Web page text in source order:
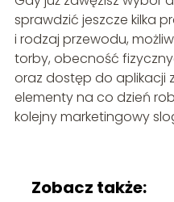
sprawdzić jeszcze kilka
i rodzaj przewodu,
torby, obecność
oraz dostęp do aplikacji
elementy na co dzień
kolejny marketingowy
Zobacz także: